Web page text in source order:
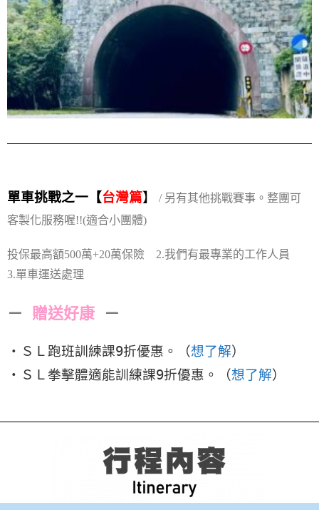
單車挑戰之一【台灣篇】
/ 另有其他挑戰賽事。整團可
客製化服務喔!!(適合小團體)
投保最高額500萬+20萬保險 2.我們有最專業的工作人員
3.單車運送處理
－ 贈送好康 －
・ＳＬ跑班訓練課9折優惠。（想了解）
・ＳＬ拳擊體適能訓練課9折優惠。（想了解）